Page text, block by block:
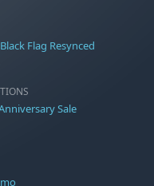
Flag Resynced
Sale